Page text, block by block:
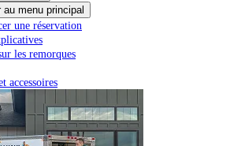
au menu principal
une réservation
les remorques
accessoires